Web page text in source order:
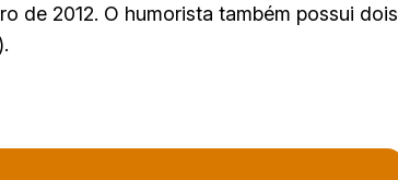
de 2012. O humorista também possui dois